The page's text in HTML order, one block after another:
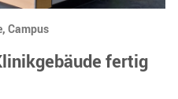
Campus
fertig